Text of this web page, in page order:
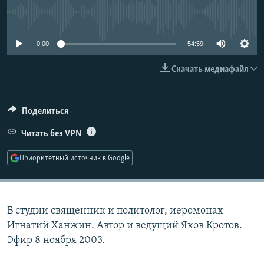
0:00 54:59
Скачать медиафайл
Поделиться
Читать без VPN
Приоритетный источник в Google
В студии священник и политолог, иеромонах
Игнатий Ханжин. Автор и ведущий Яков Кротов.
Эфир 8 ноября 2003.